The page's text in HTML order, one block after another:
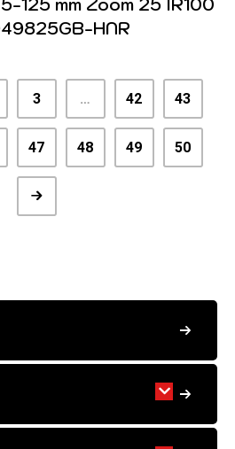
125 mm Zoom 25 IR100
HNR
3 … 42 43
47 48 49 50